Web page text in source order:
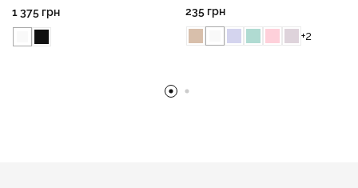
1 375 грн 235 грн
+2